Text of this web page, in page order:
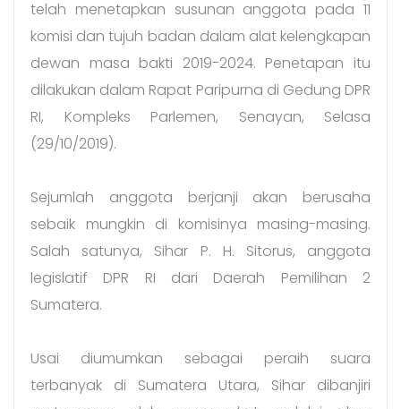
telah menetapkan susunan anggota pada 11
komisi dan tujuh badan dalam alat kelengkapan
dewan masa bakti 2019-2024. Penetapan itu
dilakukan dalam Rapat Paripurna di Gedung DPR
RI, Kompleks Parlemen, Senayan, Selasa
(29/10/2019).
Sejumlah anggota berjanji akan berusaha
sebaik mungkin di komisinya masing-masing.
Salah satunya, Sihar P. H. Sitorus, anggota
legislatif DPR RI dari Daerah Pemilihan 2
Sumatera.
Usai diumumkan sebagai peraih suara
terbanyak di Sumatera Utara, Sihar dibanjiri